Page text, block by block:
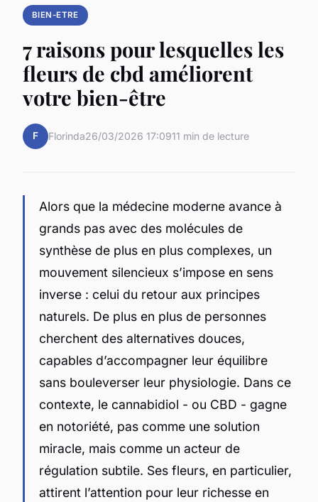
BIEN-ETRE
7 raisons pour lesquelles les
fleurs de cbd améliorent
votre bien-être
F Florinda26/03/2026 17:0911 min de lecture
Alors que la médecine moderne avance à
grands pas avec des molécules de
synthèse de plus en plus complexes, un
mouvement silencieux s’impose en sens
inverse : celui du retour aux principes
naturels. De plus en plus de personnes
cherchent des alternatives douces,
capables d’accompagner leur équilibre
sans bouleverser leur physiologie. Dans ce
contexte, le cannabidiol - ou CBD - gagne
en notoriété, pas comme une solution
miracle, mais comme un acteur de
régulation subtile. Ses fleurs, en particulier,
attirent l’attention pour leur richesse en